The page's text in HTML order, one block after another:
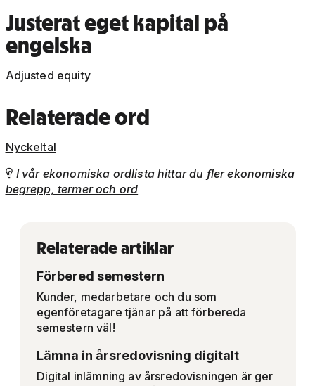
Justerat eget kapital på
engelska
Adjusted equity
Relaterade ord
Nyckeltal
 I vår ekonomiska ordlista hittar du fler ekonomiska
begrepp, termer och ord
Relaterade artiklar
Förbered semestern
Kunder, medarbetare och du som
egenföretagare tjänar på att förbereda
semestern väl!
Lämna in årsredovisning digitalt
Digital inlämning av årsredovisningen är ger